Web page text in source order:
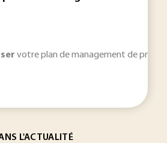
votre plan de management de projet
L'ACTUALITÉ